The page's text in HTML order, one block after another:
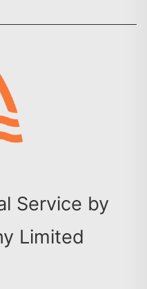
Service by
Limited